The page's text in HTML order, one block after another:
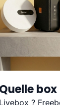
Quelle
Livebox ?